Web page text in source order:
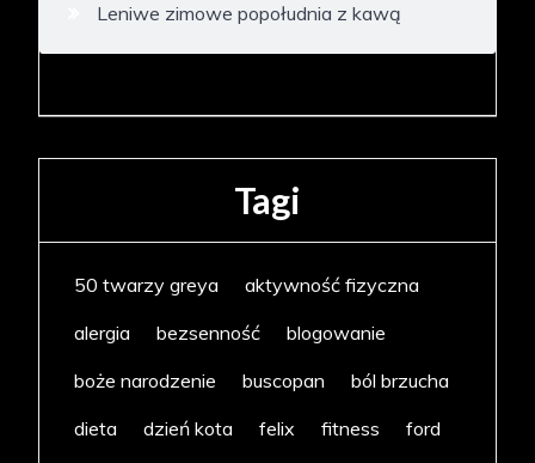
Leniwe zimowe popołudnia z kawą
Tagi
50 twarzy greya
aktywność fizyczna
alergia
bezsenność
blogowanie
boże narodzenie
buscopan
ból brzucha
dieta
dzień kota felix fitness
ford